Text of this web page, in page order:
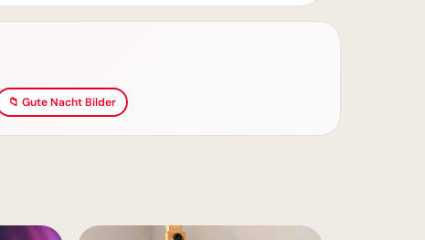
📁 Gute Nacht Bilder